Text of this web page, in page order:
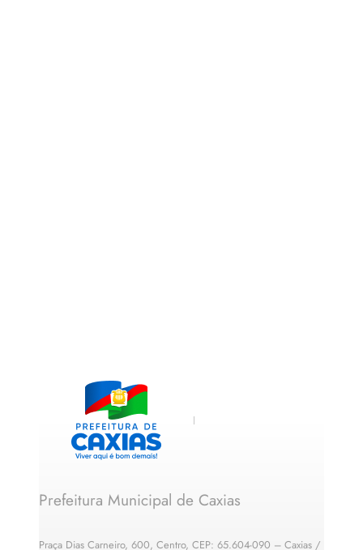
Prefeitura Municipal de Caxias
Praça Dias Carneiro, 600, Centro, CEP: 65.604-090 – Caxias /